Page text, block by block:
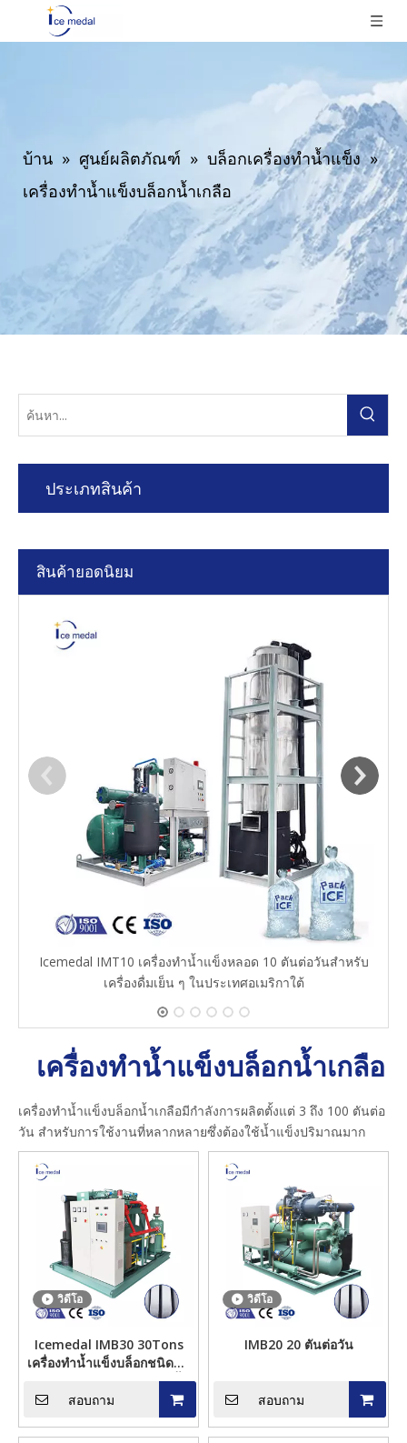
บ้าน » ศูนย์ผลิตภัณฑ์ » บล็อกเครื่องทำน้ำแข็ง »
เครื่องทำน้ำแข็งบล็อกน้ำเกลือ
ประเภทสินค้า
สินค้ายอดนิยม
Icemedal IMT10 เครื่องทำน้ำแข็งหลอด 10 ตันต่อวันสำหรับ
เครื่องดื่มเย็น ๆ ในประเทศอเมริกาใต้
เครื่องทำน้ำแข็งบล็อกน้ำเกลือ
เครื่องทำน้ำแข็งบล็อกน้ำเกลือมีกำลังการผลิตตั้งแต่ 3 ถึง 100 ตันต่อ
วัน สำหรับการใช้งานที่หลากหลายซึ่งต้องใช้น้ำแข็งปริมาณมาก
วิดีโอ
Icemedal IMB30 30Tons
เครื่องทำน้ำแข็งบล็อกชนิดน้ำ
เกลือสำหรับประติมากรรมน้ำ
แข็ง
สอบถาม
วิดีโอ
IMB20 20 ตันต่อวัน
สอบถาม